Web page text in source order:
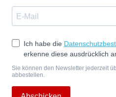
Ich habe die
erkenne diese ausdrücklich
Sie können den Newsletter jederzeit
abbestellen.